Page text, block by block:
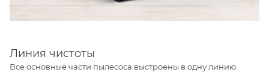
Линия чистоты
Все основные части пылесоса выстроены в одну линию.